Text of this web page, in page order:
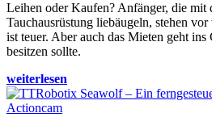
Leihen oder Kaufen? Anfänger, die mit
Tauchausrüstung liebäugeln, stehen
ist teuer. Aber auch das Mieten geht
besitzen sollte.
weiterlesen